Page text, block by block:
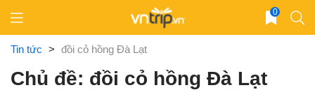
content
0
Tin tức > đồi cỏ hồng Đà Lạt
Chủ đề: đồi cỏ hồng Đà Lạt